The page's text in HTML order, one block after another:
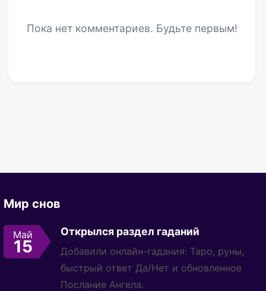
Пока нет комментариев. Будьте первым!
Мир снов
Май
15
Открылся раздел гаданий
Добавили онлайн-гадания: Таро, руны,
быстрый ответ Да/Нет и обновленное
Послание Ангела.